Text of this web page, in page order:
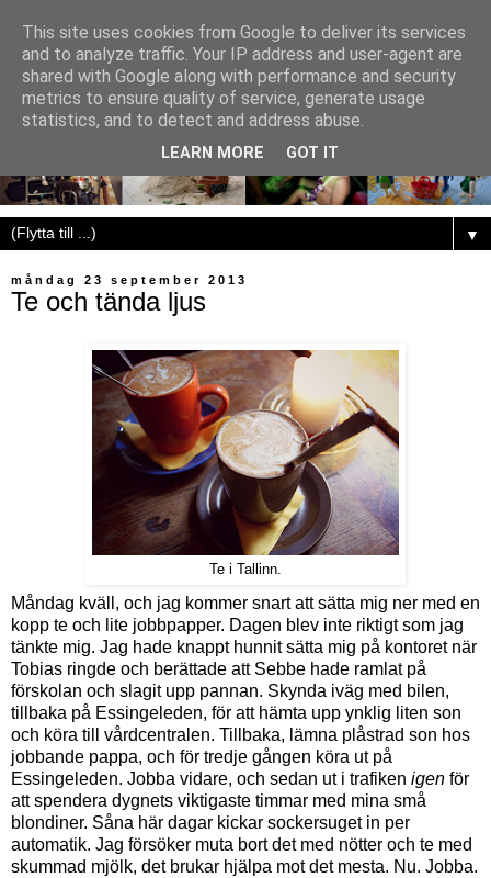
▼
måndag 23 september 2013
Te och tända ljus
Te i Tallinn.
Måndag kväll, och jag kommer snart att sätta mig ner med en
kopp te och lite jobbpapper. Dagen blev inte riktigt som jag
tänkte mig. Jag hade knappt hunnit sätta mig på kontoret när
Tobias ringde och berättade att Sebbe hade ramlat på
förskolan och slagit upp pannan. Skynda iväg med bilen,
tillbaka på Essingeleden, för att hämta upp ynklig liten son
och köra till vårdcentralen. Tillbaka, lämna plåstrad son hos
jobbande pappa, och för tredje gången köra ut på
Essingeleden. Jobba vidare, och sedan ut i trafiken igen för
att spendera dygnets viktigaste timmar med mina små
blondiner. Såna här dagar kickar sockersuget in per
automatik. Jag försöker muta bort det med nötter och te med
skummad mjölk, det brukar hjälpa mot det mesta. Nu. Jobba.
This site uses cookies from Google to deliver its services
and to analyze traffic. Your IP address and user-agent are
shared with Google along with performance and security
metrics to ensure quality of service, generate usage
statistics, and to detect and address abuse.
LEARN MORE GOT IT